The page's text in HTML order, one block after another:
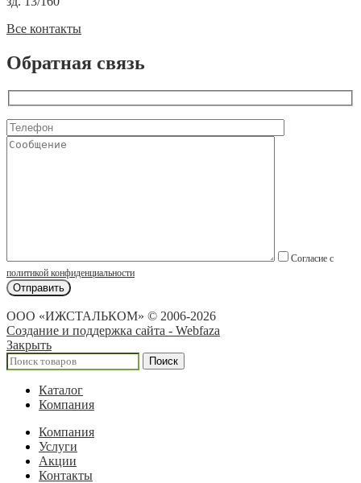
Все контакты
Обратная связь
Согласие с
политикой конфиденциальности
ООО «ИЖСТАЛЬКОМ» © 2006-2026
Создание и поддержка сайта - Webfaza
Закрыть
Поиск
Каталог
Компания
Компания
Услуги
Акции
Контакты